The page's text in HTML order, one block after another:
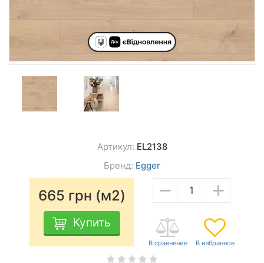
Артикул: EL2138
Бренд: Egger
665 грн (м2)
Купить
− +